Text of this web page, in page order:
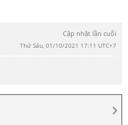
Cập nhật lần cuối
Thứ Sáu, 01/10/2021 17:11 UTC+7